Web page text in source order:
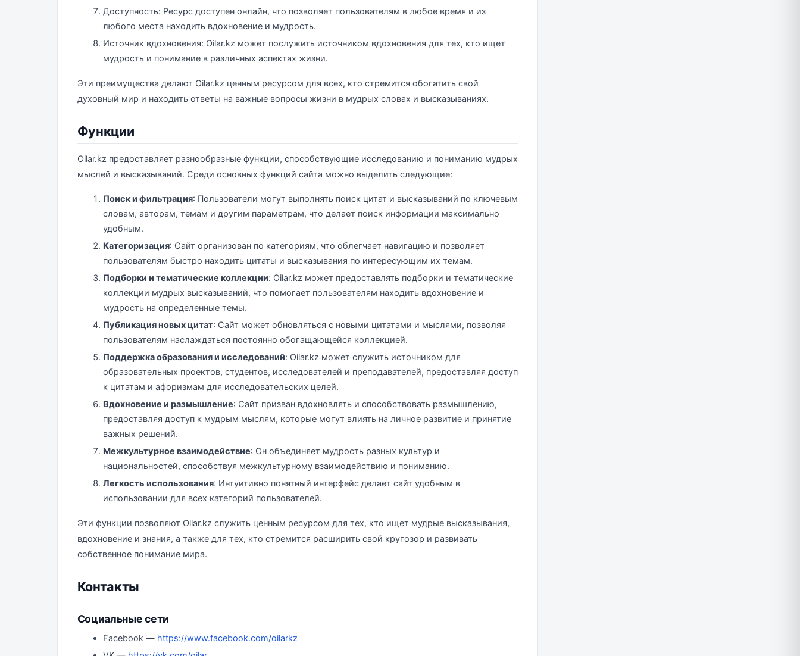
Доступность: Ресурс доступен онлайн, что позволяет пользователям в любое время и из
любого места находить вдохновение и мудрость.
Источник вдохновения: Oilar.kz может послужить источником вдохновения для тех, кто ищет
мудрость и понимание в различных аспектах жизни.
Эти преимущества делают Oilar.kz ценным ресурсом для всех, кто стремится обогатить свой
духовный мир и находить ответы на важные вопросы жизни в мудрых словах и высказываниях.
Функции
Oilar.kz предоставляет разнообразные функции, способствующие исследованию и пониманию мудрых
мыслей и высказываний. Среди основных функций сайта можно выделить следующие:
Поиск и фильтрация: Пользователи могут выполнять поиск цитат и высказываний по ключевым
словам, авторам, темам и другим параметрам, что делает поиск информации максимально
удобным.
Категоризация: Сайт организован по категориям, что облегчает навигацию и позволяет
пользователям быстро находить цитаты и высказывания по интересующим их темам.
Подборки и тематические коллекции: Oilar.kz может предоставлять подборки и тематические
коллекции мудрых высказываний, что помогает пользователям находить вдохновение и
мудрость на определенные темы.
Публикация новых цитат: Сайт может обновляться с новыми цитатами и мыслями, позволяя
пользователям наслаждаться постоянно обогащающейся коллекцией.
Поддержка образования и исследований: Oilar.kz может служить источником для
образовательных проектов, студентов, исследователей и преподавателей, предоставляя доступ
к цитатам и афоризмам для исследовательских целей.
Вдохновение и размышление: Сайт призван вдохновлять и способствовать размышлению,
предоставляя доступ к мудрым мыслям, которые могут влиять на личное развитие и принятие
важных решений.
Межкультурное взаимодействие: Он объединяет мудрость разных культур и
национальностей, способствуя межкультурному взаимодействию и пониманию.
Легкость использования: Интуитивно понятный интерфейс делает сайт удобным в
использовании для всех категорий пользователей.
Эти функции позволяют Oilar.kz служить ценным ресурсом для тех, кто ищет мудрые высказывания,
вдохновение и знания, а также для тех, кто стремится расширить свой кругозор и развивать
собственное понимание мира.
Контакты
Социальные сети
Facebook — https://www.facebook.com/oilarkz